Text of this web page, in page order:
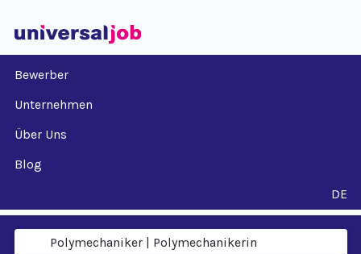
Bewerber
Unternehmen
Über Uns
Blog
DE